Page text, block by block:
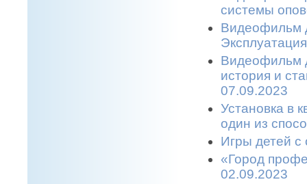
системы
Видеофильм
Видеофильм
история и
07.09.2023
Установка в
один из
Игры детей с
«Город
02.09.2023